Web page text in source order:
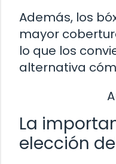
Además, los
mayor
lo que los
alternativa
La
elección